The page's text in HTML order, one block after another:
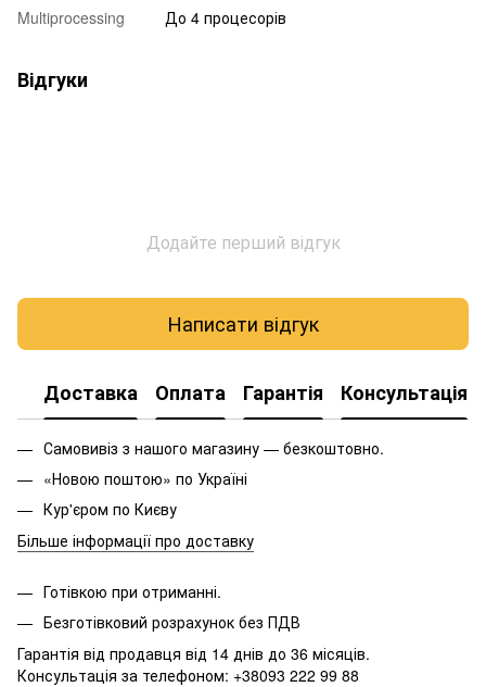
Multiprocessing До 4 процесорів
Відгуки
Додайте перший відгук
Написати відгук
Доставка Оплата Гарантія Консультація
Самовивіз з нашого магазину — безкоштовно.
«Новою поштою» по Україні
Кур'єром по Києву
Більше інформації про доставку
Готівкою при отриманні.
Безготівковий розрахунок без ПДВ
Гарантія від продавця від 14 днів до 36 місяців.
Консультація за телефоном: +38093 222 99 88